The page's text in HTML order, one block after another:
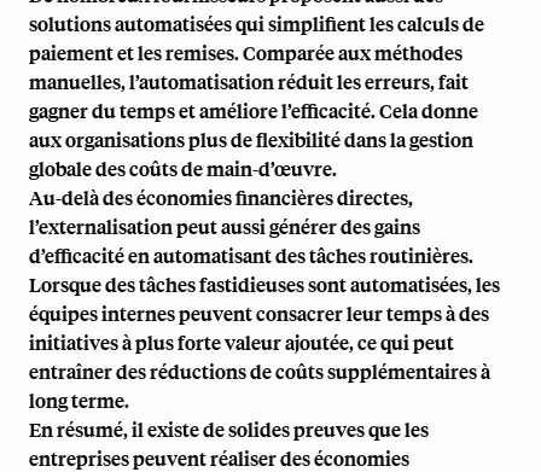
solutions automatisées qui simplifient les calculs de
paiement et les remises. Comparée aux méthodes
manuelles, l’automatisation réduit les erreurs, fait
gagner du temps et améliore l’efficacité. Cela donne
aux organisations plus de flexibilité dans la gestion
globale des coûts de main-d’œuvre.
Au-delà des économies financières directes,
l’externalisation peut aussi générer des gains
d’efficacité en automatisant des tâches routinières.
Lorsque des tâches fastidieuses sont automatisées, les
équipes internes peuvent consacrer leur temps à des
initiatives à plus forte valeur ajoutée, ce qui peut
entraîner des réductions de coûts supplémentaires à
long terme.
En résumé, il existe de solides preuves que les
entreprises peuvent réaliser des économies